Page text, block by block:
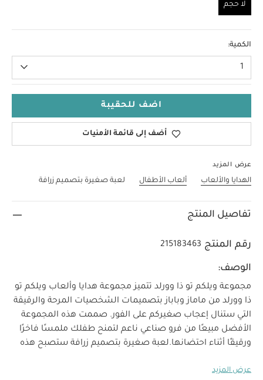
لا حجم
الكمية:
1
اضف للحقيبة
أضف إلى قائمة الأمنيات
عرض المزيد
الهدايا والألعاب ألعاب الأطفال لعبة صغيرة بتصميم زرافة
تفاصيل المنتج
رقم المنتج 215183463
الوصف:
مجموعة ويلكم تو ذا وورلد تتميز مجموعة هدايا وألعاب ويلكم تو
ذا وورلد من ماماز وباباز بتصميمات الشخصيات المرحة والرقيقة
التي ستنال إعجاب صغيركم على الفور. صممت هذه المجموعة
الأفضل مبيعًا من فرو صناعي ناعم لتمنح طفلك ملمسًا فاخرًا
ورقيقًا أثناء احتضانها.
لعبة صغيرة بتصميم زرافة ستصبح هذه
مصنوعة من فرو صناعي ناعم لتمنح صغيرك شعورًا لطيفًا عند
عرض المزيد